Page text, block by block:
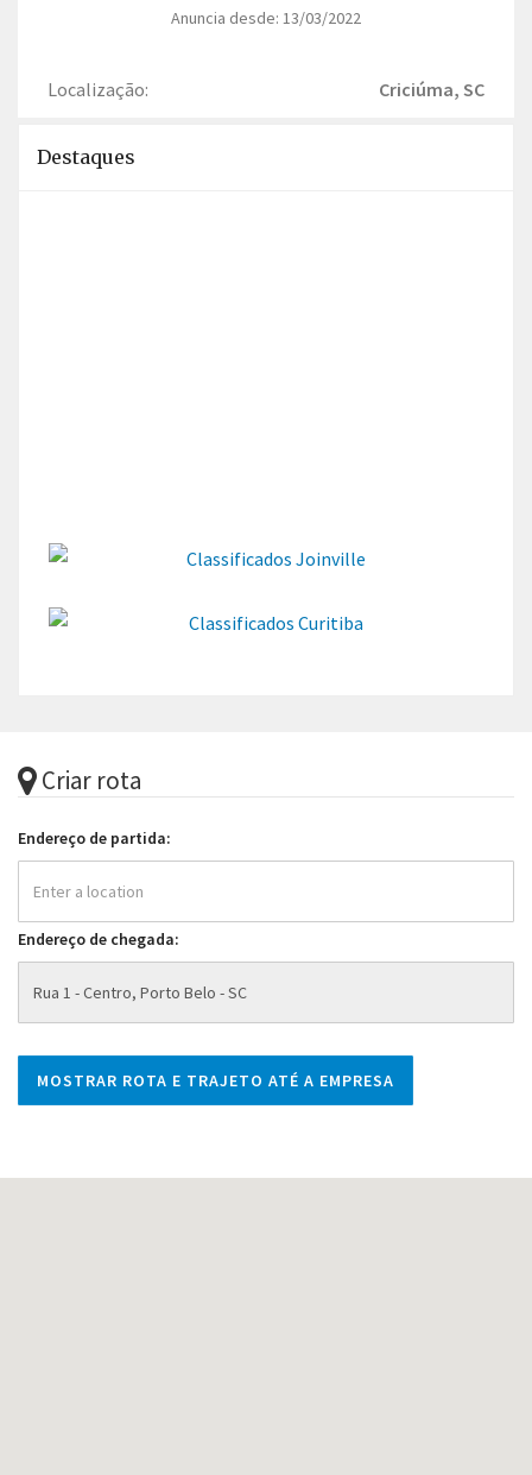
Anuncia desde: 13/03/2022
Localização: Criciúma, SC
Destaques
Criar rota
Endereço de partida:
Endereço de chegada: